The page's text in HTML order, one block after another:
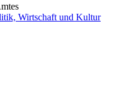
Wirtschaft und Kultur